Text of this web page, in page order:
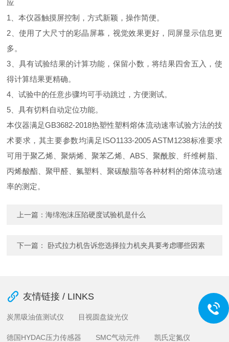
应
1、本仪器触摸屏控制，方式新颖，操作简便。
2、使用了大尺寸的彩晶屏幕，视觉效果更好，同屏显示信息更
多。
3、具有试验结果的计算功能，保留小数，将结果四舍五入，使
得计算结果更精确。
4、试验中的任意步骤均可手动跳过，方便测试。
5、具有切料自动定位功能。
本仪器满足GB3682-2018热塑性塑料熔体流动速率试验方法的技
术要求，其主要参数均满足ISO1133-2005 ASTM1238标准要求
可用于聚乙烯、聚炳烯、聚苯乙烯、ABS、聚酰胺、纤维树脂、
丙烯酸酯、聚甲醛、氟塑料、聚碳酸脂等各种材料的熔体流动速
率的测定。
上一篇：海绵泡沫压陷硬度试验机是什么
下一篇： 卧式拉力机告诉您选择拉力机夹具要考虑哪些因素
友情链接 / LINKS
炭黑吸油值测试仪 目视圆盘旋光仪
德国HYDAC压力传感器 SMC气动元件 凯氏定氮仪